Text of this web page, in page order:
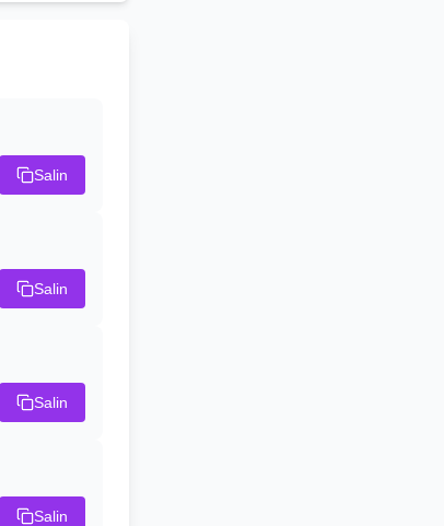
Salin
Salin
Salin
Salin